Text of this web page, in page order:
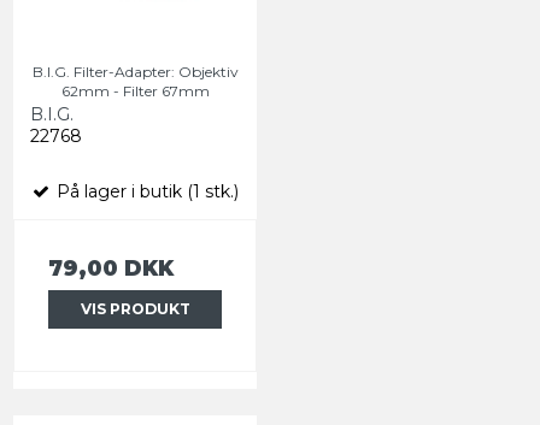
B.I.G. Filter-Adapter: Objektiv
62mm - Filter 67mm
B.I.G.
22768
På lager i butik (1 stk.)
79,00 DKK
VIS PRODUKT